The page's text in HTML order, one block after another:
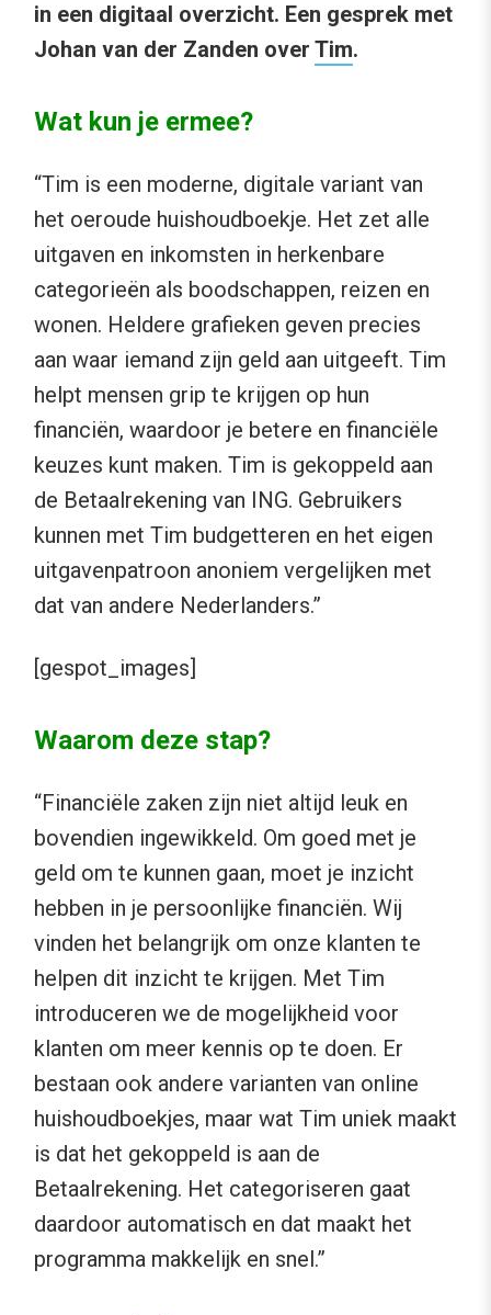
in een digitaal overzicht. Een gesprek met
Johan van der Zanden over Tim.
Wat kun je ermee?
“Tim is een moderne, digitale variant van
het oeroude huishoudboekje. Het zet alle
uitgaven en inkomsten in herkenbare
categorieën als boodschappen, reizen en
wonen. Heldere grafieken geven precies
aan waar iemand zijn geld aan uitgeeft. Tim
helpt mensen grip te krijgen op hun
financiën, waardoor je betere en financiële
keuzes kunt maken. Tim is gekoppeld aan
de Betaalrekening van ING. Gebruikers
kunnen met Tim budgetteren en het eigen
uitgavenpatroon anoniem vergelijken met
dat van andere Nederlanders.”
[gespot_images]
Waarom deze stap?
“Financiële zaken zijn niet altijd leuk en
bovendien ingewikkeld. Om goed met je
geld om te kunnen gaan, moet je inzicht
hebben in je persoonlijke financiën. Wij
vinden het belangrijk om onze klanten te
helpen dit inzicht te krijgen. Met Tim
introduceren we de mogelijkheid voor
klanten om meer kennis op te doen. Er
bestaan ook andere varianten van online
huishoudboekjes, maar wat Tim uniek maakt
is dat het gekoppeld is aan de
Betaalrekening. Het categoriseren gaat
daardoor automatisch en dat maakt het
programma makkelijk en snel.”